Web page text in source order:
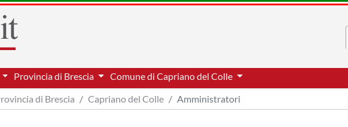
Provincia di Brescia
Comune di Capriano del Colle
di Brescia Capriano del Colle Amministratori